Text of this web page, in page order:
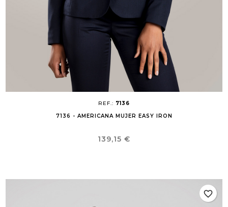
REF.: 7136
7136 - AMERICANA MUJER EASY IRON
Precio
139,15 €
favorite_border